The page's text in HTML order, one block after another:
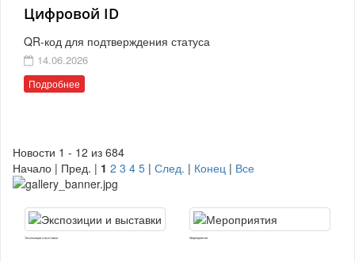
Цифровой ID
QR-код для подтверждения статуса
14.06.2026
Подробнее
Новости 1 - 12 из 684
Начало | Пред. | 1 2 3 4 5 | След. | Конец | Все
Экспозиции и выставки Мероприятия